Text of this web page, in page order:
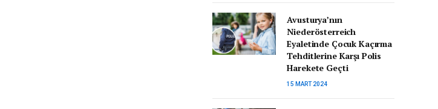
Avusturya’nın
Niederösterreich
Eyaletinde Çocuk Kaçırma
Tehditlerine Karşı Polis
Harekete Geçti
15 MART 2024